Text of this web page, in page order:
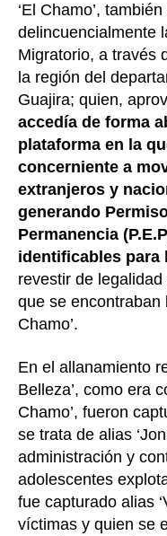
‘El Chamo’,
delincuencialmente
Migratorio, a través
la región del
Guajira; quien,
accedía de forma
plataforma en la
concerniente a
extranjeros y
generando
Permanencia
identificables para
revestir de
que se encontraban
Chamo’.
En el allanamiento
Belleza’, como era
Chamo’, fueron
se trata de alias
administración y
adolescentes
fue capturado alias
víctimas y quien se